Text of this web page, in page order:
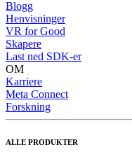
Blogg
Henvisninger
VR for Good
Skapere
Last ned SDK-er
OM
Karriere
Meta Connect
Forskning
ALLE PRODUKTER